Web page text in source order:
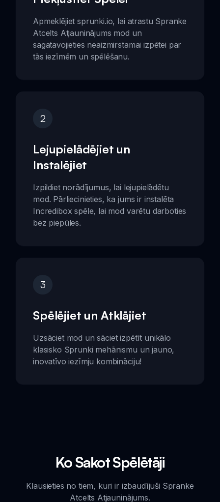
Apmeklējiet sprunki.io, lai atrastu Spranke
Atcelts Atjauninājums mod un
sagatavojieties neaizmirstamai izpētei par
tās iezīmēm un spēlēšanu.
2
Lejupielādējiet un
Instalējiet
Izpildiet norādījumus, lai lejupielādētu
mod. Pārliecinieties, ka jums ir instalēta
Incredibox spēle, lai mod varētu darboties
bez piepūles.
3
Spēlējiet un Atklājiet
Uzsāciet mod un sāciet izpētīt unikālo
klasisko Sprunki mehānismu un jauno,
inovatīvo iezīmju kombināciju!
Ko Sakot Spēlētāji
Klausieties no tiem, kuri ir izbaudījuši Spranke
Atcelts Atjauninājums.